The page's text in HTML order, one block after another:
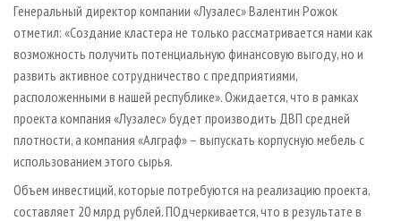
Генеральный директор компании «Лузалес» Валентин Рожок
отметил: «Создание кластера не только рассматривается нами как
возможность получить потенциальную финансовую выгоду, но и
развить активное сотрудничество с предприятиями,
расположенными в нашей республике». Ожидается, что в рамках
проекта компания «Лузалес» будет производить ДВП средней
плотности, а компания «Алграф» – выпускать корпусную мебель с
использованием этого сырья.
Объем инвестиций, которые потребуются на реализацию проекта,
составляет 20 млрд рублей. ПОдчеркивается, что в результате в